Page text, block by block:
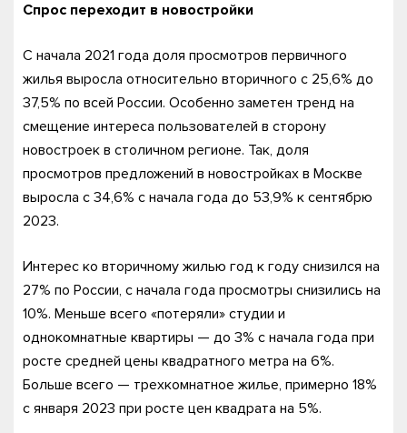
Спрос переходит в новостройки
С начала 2021 года доля просмотров первичного
жилья выросла относительно вторичного с 25,6% до
37,5% по всей России. Особенно заметен тренд на
смещение интереса пользователей в сторону
новостроек в столичном регионе. Так, доля
просмотров предложений в новостройках в Москве
выросла с 34,6% с начала года до 53,9% к сентябрю
2023.
Интерес ко вторичному жилью год к году снизился на
27% по России, с начала года просмотры снизились на
10%. Меньше всего «потеряли» студии и
однокомнатные квартиры — до 3% с начала года при
росте средней цены квадратного метра на 6%.
Больше всего — трехкомнатное жилье, примерно 18%
с января 2023 при росте цен квадрата на 5%.